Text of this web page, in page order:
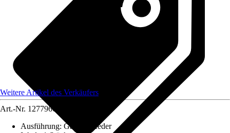
Weitere Artikel des Verkäufers
Art.-Nr. 12779661
Ausführung: Gasdruckfeder